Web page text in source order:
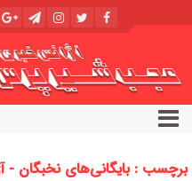
برچسب : بایگانی‌های نخبگان